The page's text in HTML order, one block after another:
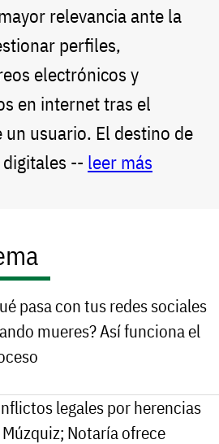
relevancia ante la
perfiles,
electrónicos y
en internet tras el
usuario. El destino de
-- leer más
pasa con tus redes sociales
mueres? Así funciona el
legales por herencias
Notaría ofrece